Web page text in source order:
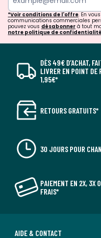
*Voir conditions de l'offre. En
communications commerciales
pouvez vous désabonner à tout
notre politique de
DÈS 49€ D’ACHAT,
LIVRER EN POINT DE
1,95€*
RETOURS GRATUITS*
30 JOURS POUR
PAIEMENT EN 2X, 3X
FRAIS*
AIDE & CONTACT